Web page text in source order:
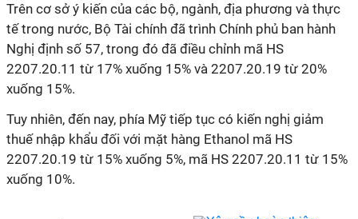
Trên cơ sở ý kiến của các bộ, ngành, địa phương và thực
tế trong nước, Bộ Tài chính đã trình Chính phủ ban hành
Nghị định số 57, trong đó đã điều chỉnh mã HS
2207.20.11 từ 17% xuống 15% và 2207.20.19 từ 20%
xuống 15%.
Tuy nhiên, đến nay, phía Mỹ tiếp tục có kiến nghị giảm
thuế nhập khẩu đối với mặt hàng Ethanol mã HS
2207.20.19 từ 15% xuống 5%, mã HS 2207.20.11 từ 15%
xuống 10%.